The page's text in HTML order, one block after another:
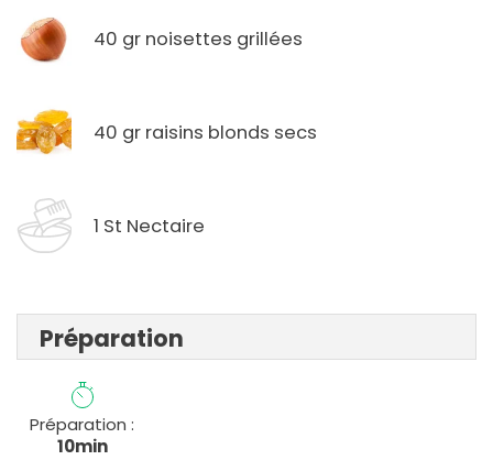
40 gr noisettes grillées
40 gr raisins blonds secs
1 St Nectaire
Préparation
Préparation :
10min